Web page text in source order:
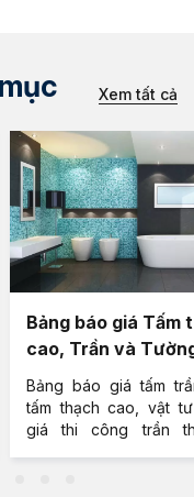
Xem tất cả
Bảng báo giá Tấm
cao, Trần và
Cao Vĩnh Tường
Bảng báo giá tấm
tấm thạch cao, vật
giá thi công trần